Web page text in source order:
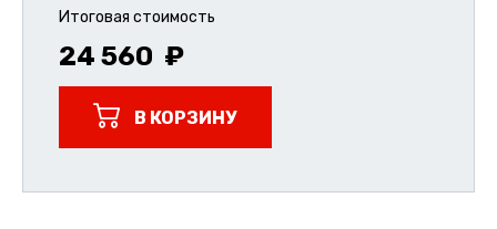
Итоговая стоимость
24 560
В КОРЗИНУ